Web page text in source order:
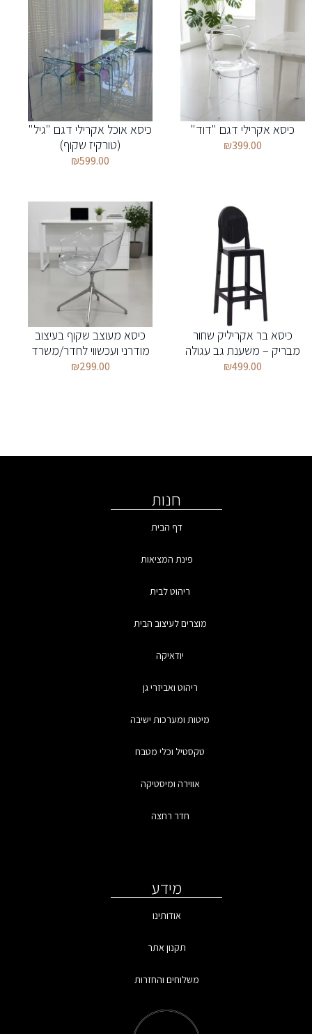
כיסא אקרילי דגם "דוד"
₪399.00
כיסא אוכל אקרילי דגם "גיל"
(טורקיז שקוף)
₪599.00
כיסא בר אקריליק שחור
מבריק – משענת גב עגולה
₪499.00
כיסא מעוצב שקוף בעיצוב
מודרני ועכשווי לחדר/משרד
₪299.00
חנות
דף הבית
פינת המציאות
ריהוט לבית
מוצרים לעיצוב הבית
יודאיקה
ריהוט ואביזרי גן
מיטות ומערכות ישיבה
טקסטיל וכלי מטבח
אווירה ומיסטיקה
חדר רחצה
מידע
אודותינו
תקנון אתר
משלוחים והחזרות